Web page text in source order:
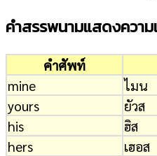
คำสรรพนามแสดงความ
คำศัพท์
mine
ไมน
yours
ยัวส
his
ฮิส
hers
เฮอส